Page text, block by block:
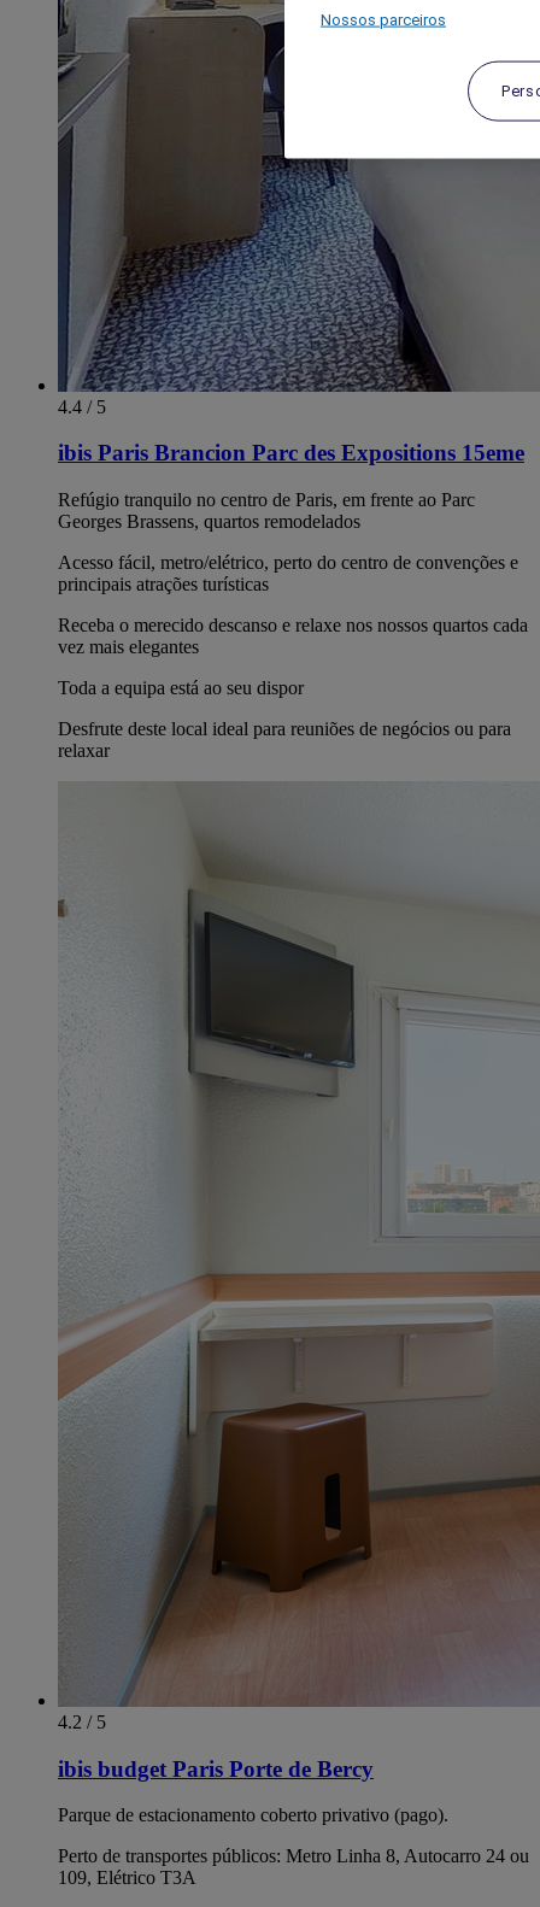
4.4 / 5
ibis Paris Brancion Parc des Expositions 15eme
Refúgio tranquilo no centro de Paris, em frente ao Parc
Georges Brassens, quartos remodelados
Acesso fácil, metro/elétrico, perto do centro de convenções e
principais atrações turísticas
Receba o merecido descanso e relaxe nos nossos quartos cada
vez mais elegantes
Toda a equipa está ao seu dispor
Desfrute deste local ideal para reuniões de negócios ou para
relaxar
4.2 / 5
ibis budget Paris Porte de Bercy
Parque de estacionamento coberto privativo (pago).
Perto de transportes públicos: Metro Linha 8, Autocarro 24 ou
109, Elétrico T3A
Nossos parceiros